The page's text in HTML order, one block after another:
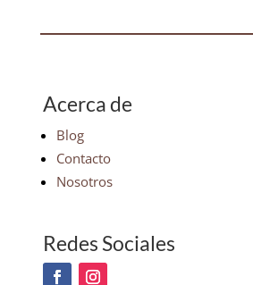
Acerca de
Blog
Contacto
Nosotros
Redes Sociales